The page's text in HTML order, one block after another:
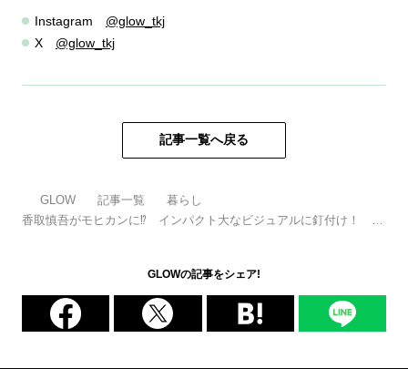
Instagram @glow_tkj
X @glow_tkj
記事一覧へ戻る
GLOW 記事一覧
暮らし
香取慎吾がモヒカンに⁉ インパクト大なビジュアルに釘付け！ 歯
GLOWの記事をシェア!